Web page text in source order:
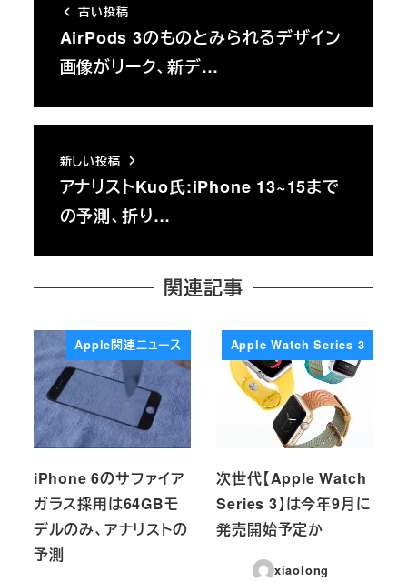
古い投稿
AirPods 3のものとみられるデザイン
画像がリーク、新デ…
新しい投稿
アナリストKuo氏:iPhone 13~15まで
の予測、折り…
関連記事
Apple関連ニュース
iPhone 6のサファイア
ガラス採用は64GBモ
デルのみ、アナリストの
予測
Apple Watch Series 3
次世代【Apple Watch
Series 3】は今年9月に
発売開始予定か
xiaolong